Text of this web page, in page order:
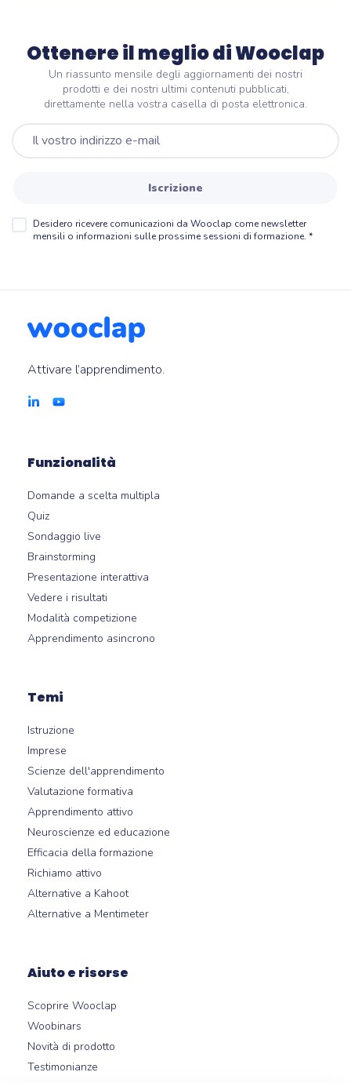
Ottenere il meglio di Wooclap
Un riassunto mensile degli aggiornamenti dei nostri
prodotti e dei nostri ultimi contenuti pubblicati,
direttamente nella vostra casella di posta elettronica.
Iscrizione
Desidero ricevere comunicazioni da Wooclap come newsletter
mensili o informazioni sulle prossime sessioni di formazione. *
Attivare l’apprendimento.
Funzionalità
Domande a scelta multipla
Quiz
Sondaggio live
Brainstorming
Presentazione interattiva
Vedere i risultati
Modalità competizione
Apprendimento asincrono
Temi
Istruzione
Imprese
Scienze dell'apprendimento
Valutazione formativa
Apprendimento attivo
Neuroscienze ed educazione
Efficacia della formazione
Richiamo attivo
Alternative a Kahoot
Alternative a Mentimeter
Aiuto e risorse
Scoprire Wooclap
Woobinars
Novità di prodotto
Testimonianze